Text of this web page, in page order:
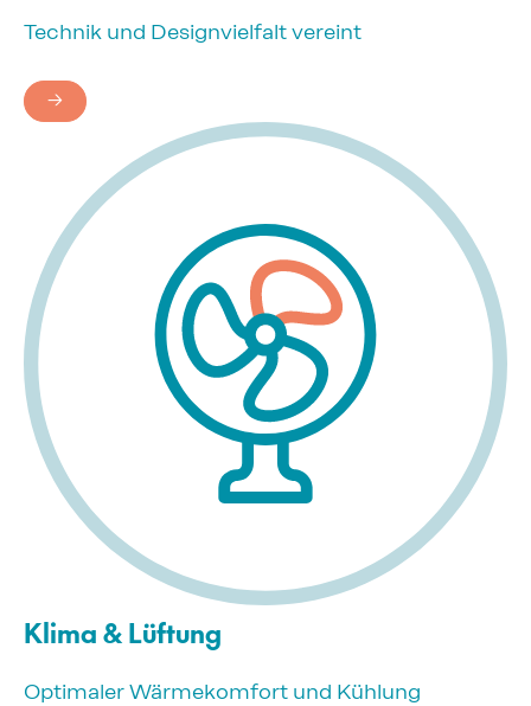
Technik und Designvielfalt vereint
→
Klima & Lüftung
Optimaler Wärmekomfort und Kühlung